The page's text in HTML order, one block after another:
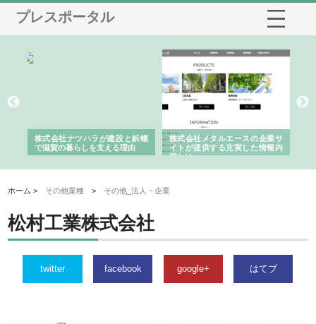
プレスポータル
株式会社ナツハラが建設と鋲螺
で滋賀の暮らしを支える理由
株式会社メタルエースの企業サ
イトが提供する充実した情報内
容とは
ホーム > その他業種 > その他_法人・企業
松村工業株式会社
twitter facebook google+ はてブ